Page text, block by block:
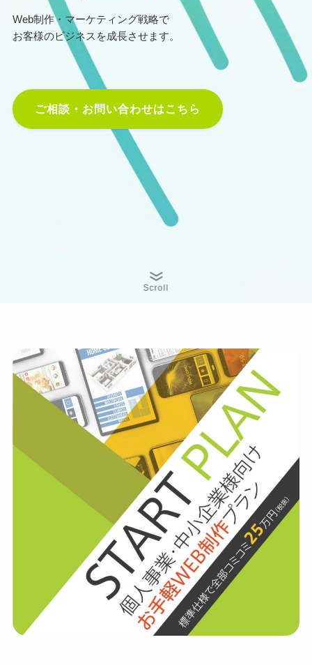
Web制作・マーケティング戦略で
お客様のビジネスを成長させます。
ご相談・お問い合わせはこちら
Scroll